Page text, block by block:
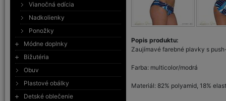
Vianočná edícia
Nadkolienky
Ponožky
Módne doplnky
Bižutéria
Obuv
Plastové obálky
Detské oblečenie
Popis produktu:
Zaujímavé farebné plavky s
Farba: multicolor/modrá
Materiál: 82% polyamid, 18%